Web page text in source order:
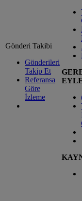
Gönderi Takibi
Gönderileri
Takip Et
Referansa
Göre
İzleme